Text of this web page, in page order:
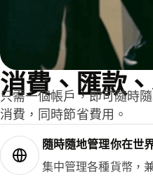
消費、匯款
只需一個帳戶，即可隨時
消費，同時節省費用。
隨時隨地管理你在世
集中管理各種貨幣，